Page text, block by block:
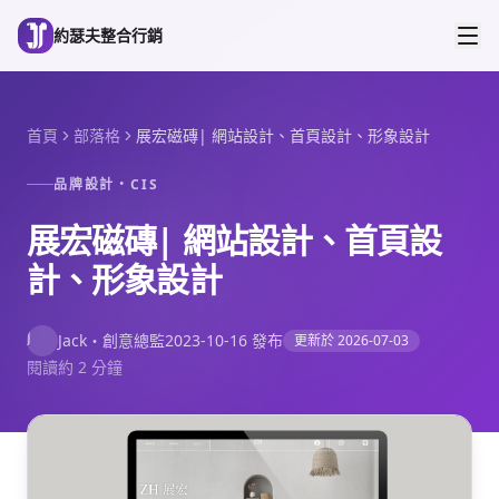
跳到主要內容
約瑟夫整合行銷
首頁 部落格 展宏磁磚| 網站設計、首頁設計、形象設計
品牌設計・CIS
展宏磁磚| 網站設計、首頁設
計、形象設計
J Jack ・ 創意總監2023-10-16 發布 更新於2026-07-03
閱讀約 2 分鐘